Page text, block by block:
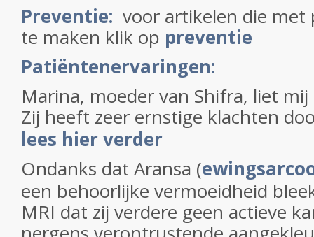
Preventie: voor artikelen die met
te maken klik op preventie
Patiëntenervaringen:
Marina, moeder van Shifra, liet
Zij heeft zeer ernstige klachten
lees hier verder
Ondanks dat Aransa (
een behoorlijke vermoeidheid
MRI dat zij verdere geen actieve